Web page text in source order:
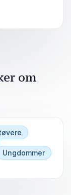
i å være
om
Ungdommer